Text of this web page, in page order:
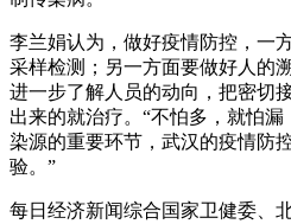
李兰娟认为，做好疫情防控，一
采样检测；另一方面要做好人的
进一步了解人员的动向，把密切
出来的就治疗。“不怕多，就怕
染源的重要环节，武汉的疫情防
验。”
每日经济新闻综合国家卫健委、